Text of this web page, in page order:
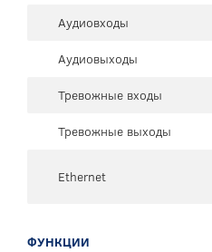
Аудиовходы
Аудиовыходы
Тревожные входы
Тревожные выходы
Ethernet
ФУНКЦИИ